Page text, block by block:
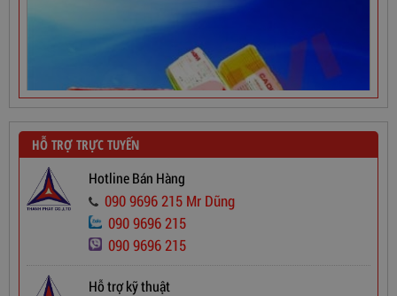
Dây Cáp Điện 1 Ruột Cadivi CV 2,5
HỖ TRỢ TRỰC TUYẾN
Hotline Bán Hàng
090 9696 215 Mr Dũng
090 9696 215
090 9696 215
Hỗ trợ kỹ thuật